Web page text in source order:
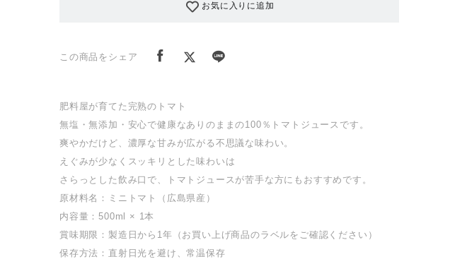
お気に入りに追加
この商品をシェア
肥料屋が育てた完熟のトマト
無塩・無添加・安心で健康なありのままの100％トマトジュースです。
爽やかだけど、濃厚な甘みが広がる不思議な味わい。
えぐみが少なくスッキリとした味わいは
さらっとした飲み口で、トマトジュースが苦手な方にもおすすめです。
原材料名：ミニトマト（広島県産）
内容量：500ml × 1本
賞味期限：製造日から1年（お買い上げ商品のラベルをご確認ください）
保存方法：直射日光を避け、常温保存